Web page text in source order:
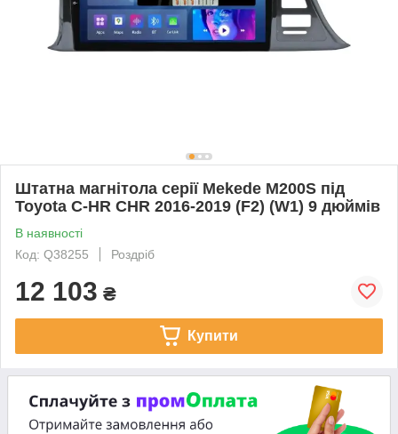
Штатна магнітола серії Mekede M200S під
Toyota C-HR CHR 2016-2019 (F2) (W1) 9 дюймів
В наявності
Код: Q38255
Роздріб
12 103 ₴
Купити